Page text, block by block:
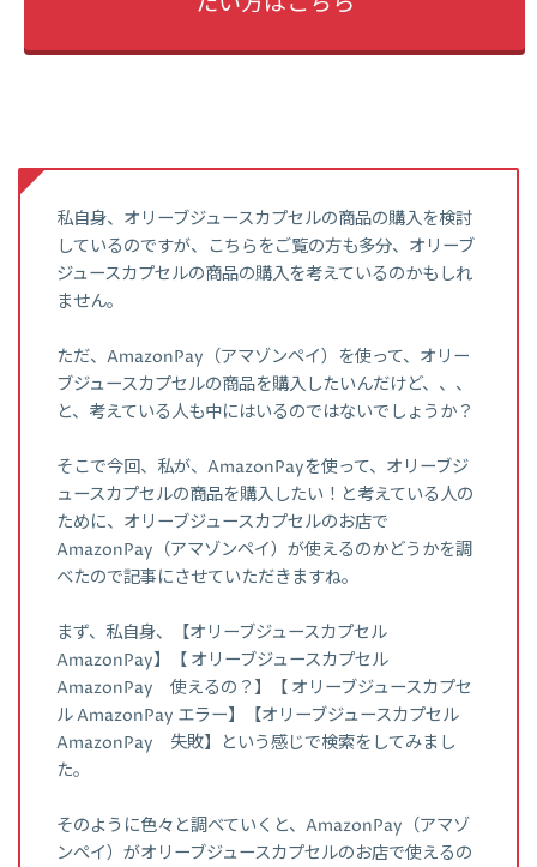
私自身、オリーブジュースカプセルの商品の購入を検討
しているのですが、こちらをご覧の方も多分、オリーブ
ジュースカプセルの商品の購入を考えているのかもしれ
ません。
ただ、AmazonPay（アマゾンペイ）を使って、オリー
ブジュースカプセルの商品を購入したいんだけど、、、
と、考えている人も中にはいるのではないでしょうか？
そこで今回、私が、AmazonPayを使って、オリーブジ
ュースカプセルの商品を購入したい！と考えている人の
ために、オリーブジュースカプセルのお店で
AmazonPay（アマゾンペイ）が使えるのかどうかを調
べたので記事にさせていただきますね。
まず、私自身、【オリーブジュースカプセル
AmazonPay】【 オリーブジュースカプセル
AmazonPay 使えるの？】【 オリーブジュースカプセ
ル AmazonPay エラー】【オリーブジュースカプセル
AmazonPay 失敗】という感じで検索をしてみまし
た。
そのように色々と調べていくと、AmazonPay（アマゾ
ンペイ）がオリーブジュースカプセルのお店で使えるの